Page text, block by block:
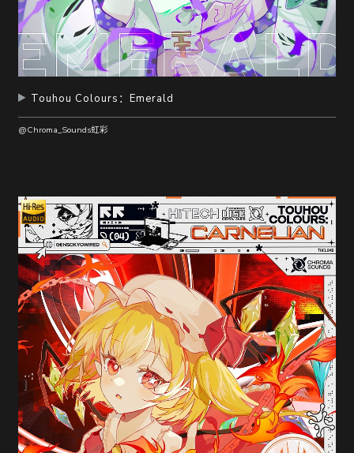
Touhou Colours：Emerald
@Chroma_Sounds虹彩